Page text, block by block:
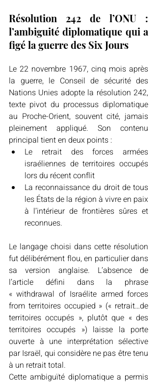
Résolution 242 de l’ONU :
l’ambiguité diplomatique qui a
figé la guerre des Six Jours
Le 22 novembre 1967, cinq mois après
la guerre, le Conseil de sécurité des
Nations Unies adopte la résolution 242,
texte pivot du processus diplomatique
au Proche-Orient, souvent cité, jamais
pleinement appliqué. Son contenu
principal tient en deux points :
Le retrait des forces armées
israéliennes de territoires occupés
lors du récent conflit
La reconnaissance du droit de tous
les États de la région à vivre en paix
à l’intérieur de frontières sûres et
reconnues.
Le langage choisi dans cette résolution
fut délibérément flou, en particulier dans
sa version anglaise. L’absence de
l’article défini dans la phrase
« withdrawal of Israélite armed forces
from territoires occupied » (« retrait…de
territoires occupés », plutôt que « des
territoires occupés ») laisse la porte
ouverte à une interprétation sélective
par Israël, qui considère ne pas être tenu
à un retrait total.
Cette ambiguïté diplomatique a permis